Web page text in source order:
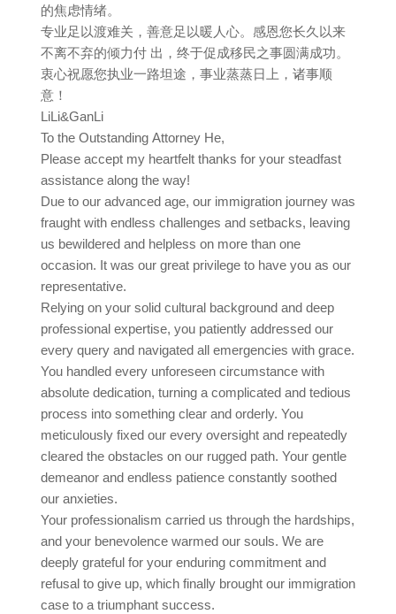
的焦虑情绪。
专业足以渡难关，善意足以暖人心。感恩您长久以来
不离不弃的倾力付 出，终于促成移民之事圆满成功。
衷心祝愿您执业一路坦途，事业蒸蒸日上，诸事顺
意！
LiLi&GanLi
To the Outstanding Attorney He,
Please accept my heartfelt thanks for your steadfast
assistance along the way!
Due to our advanced age, our immigration journey was
fraught with endless challenges and setbacks, leaving
us bewildered and helpless on more than one
occasion. It was our great privilege to have you as our
representative.
Relying on your solid cultural background and deep
professional expertise, you patiently addressed our
every query and navigated all emergencies with grace.
You handled every unforeseen circumstance with
absolute dedication, turning a complicated and tedious
process into something clear and orderly. You
meticulously fixed our every oversight and repeatedly
cleared the obstacles on our rugged path. Your gentle
demeanor and endless patience constantly soothed
our anxieties.
Your professionalism carried us through the hardships,
and your benevolence warmed our souls. We are
deeply grateful for your enduring commitment and
refusal to give up, which finally brought our immigration
case to a triumphant success.